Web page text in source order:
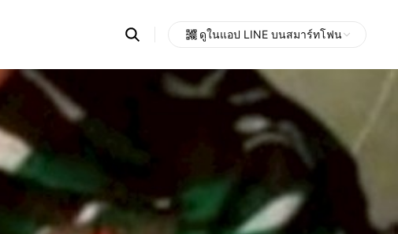
Search
OpenChats
messages
search
ดูในแอป LINE บนสมาร์ทโฟน